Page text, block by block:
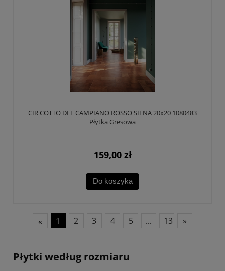
CIR COTTO DEL CAMPIANO ROSSO SIENA 20x20 1080483
Płytka Gresowa
159,00 zł
Do koszyka
« 1 2 3 4 5 ... 13 »
Płytki według rozmiaru